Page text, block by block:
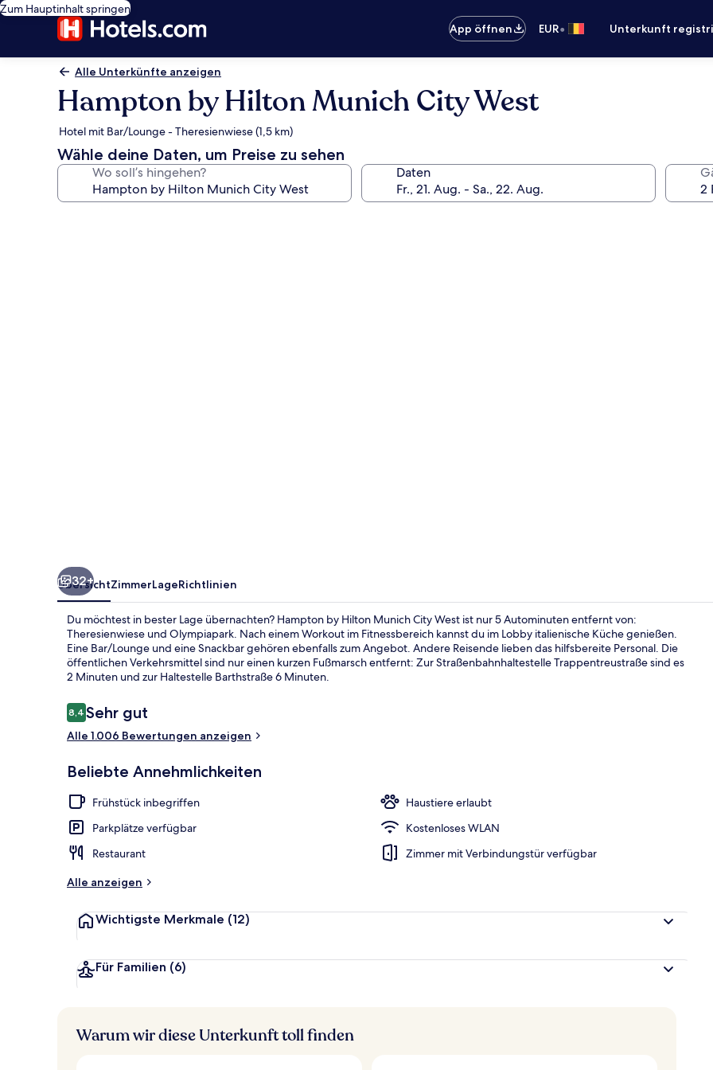
Zum Hauptinhalt springen
App öffnen
EUR• Unterkunft
Alle Unterkünfte anzeigen
Hampton by Hilton Munich City West
Hotel mit Bar/Lounge - Theresienwiese (1,5 km)
Wähle deine Daten, um Preise zu sehen
Wo soll’s hingehen? Daten
Bar (in der
32+
ÜbersichtZimmerLageRichtlinien
Du möchtest in bester Lage übernachten? Hampton by Hilton Munich City West ist nur 5 Autominuten entfernt von:
Theresienwiese und Olympiapark. Nach einem Workout im Fitnessbereich kannst du im Lobby italienische Küche genießen.
Eine Bar/Lounge und eine Snackbar gehören ebenfalls zum Angebot. Andere Reisende lieben das hilfsbereite Personal. Die
öffentlichen Verkehrsmittel sind nur einen kurzen Fußmarsch entfernt: Zur Straßenbahnhaltestelle Trappentreustraße sind es
2 Minuten und zur Haltestelle Barthstraße 6 Minuten.
Bewertungen
8,48,4 von 10.
Sehr gut
Alle 1.006 Bewertungen anzeigen
Beliebte Annehmlichkeiten
Frühstück inbegriffen
Haustiere erlaubt
Parkplätze verfügbar
Kostenloses WLAN
Restaurant
Zimmer mit Verbindungstür verfügbar
Alle anzeigen
Wichtigste Merkmale (12)
Für Familien (6)
Warum wir diese Unterkunft toll finden